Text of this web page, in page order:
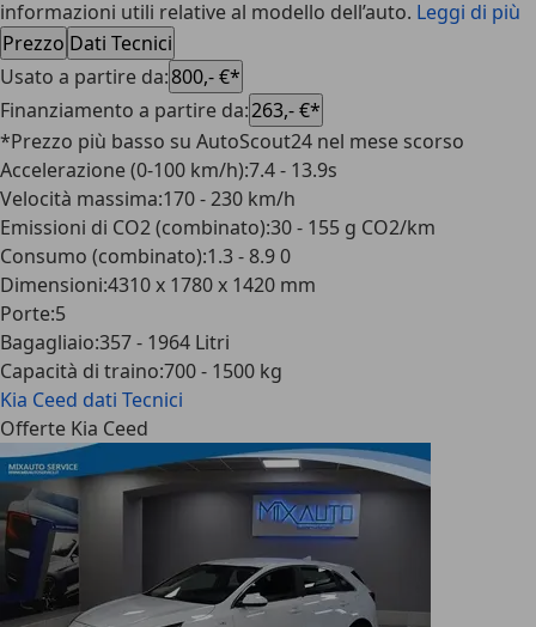
informazioni utili relative al modello dell’auto. Leggi di più
Prezzo Dati Tecnici
Usato a partire da:800,- €*
Finanziamento a partire da:263,- €*
*Prezzo più basso su AutoScout24 nel mese scorso
Accelerazione (0-100 km/h):7.4 - 13.9s
Velocità massima:170 - 230 km/h
Emissioni di CO2 (combinato):30 - 155 g CO2/km
Consumo (combinato):1.3 - 8.9 0
Dimensioni:4310 x 1780 x 1420 mm
Porte:5
Bagagliaio:357 - 1964 Litri
Capacità di traino:700 - 1500 kg
Kia Ceed dati Tecnici
Offerte Kia Ceed